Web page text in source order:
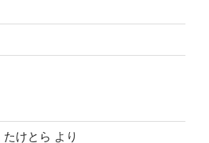
たけとら より